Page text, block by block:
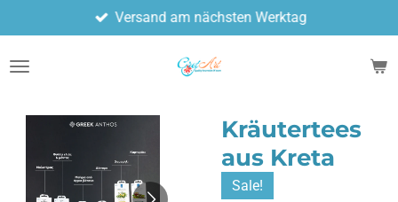
Hauptinhalt
springen
Versand am nächsten Werktag
Kräutertees
aus Kreta
Sale!